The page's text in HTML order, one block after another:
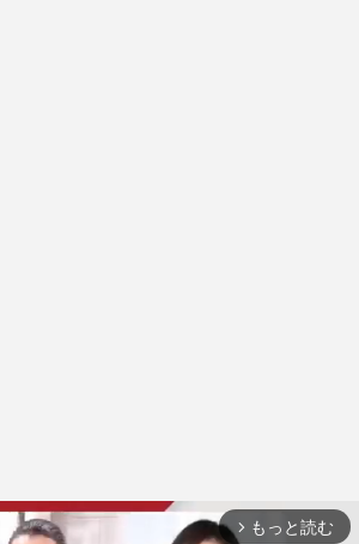
arrow_forward_ios もっと読む